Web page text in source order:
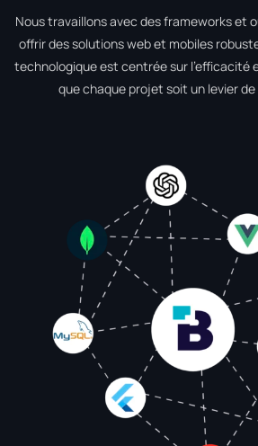
Nous travaillons avec des frameworks et
offrir des solutions web et mobiles
technologique est centrée sur l’efficacité
que chaque projet soit un levier